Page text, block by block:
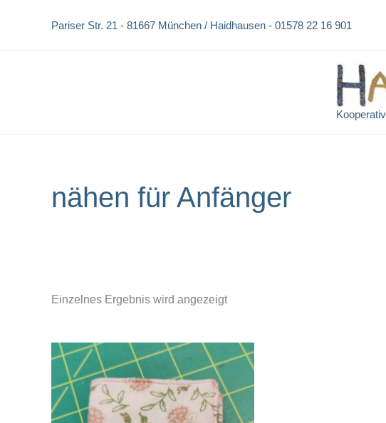
Pariser Str. 21 - 81667 München / Haidhausen - 01578 22 16 901
nähen für Anfänger
Einzelnes Ergebnis wird angezeigt